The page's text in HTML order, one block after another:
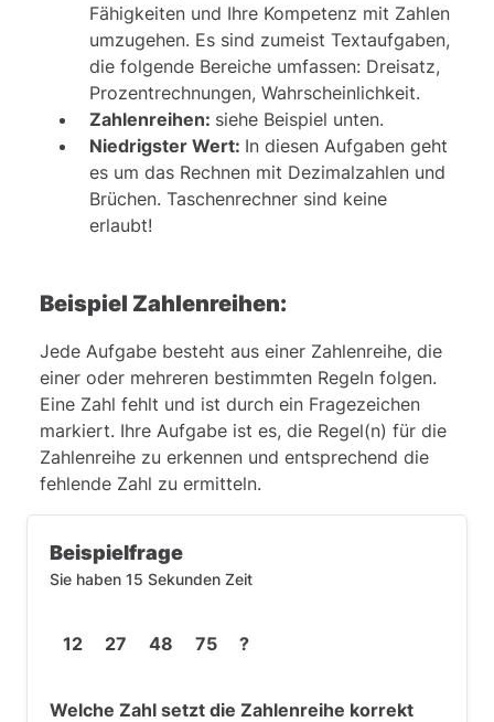
Fähigkeiten und Ihre Kompetenz mit Zahlen
umzugehen. Es sind zumeist Textaufgaben,
die folgende Bereiche umfassen: Dreisatz,
Prozentrechnungen, Wahrscheinlichkeit.
Zahlenreihen: siehe Beispiel unten.
Niedrigster Wert: In diesen Aufgaben geht
es um das Rechnen mit Dezimalzahlen und
Brüchen. Taschenrechner sind keine
erlaubt!
Beispiel Zahlenreihen:
Jede Aufgabe besteht aus einer Zahlenreihe, die
einer oder mehreren bestimmten Regeln folgen.
Eine Zahl fehlt und ist durch ein Fragezeichen
markiert. Ihre Aufgabe ist es, die Regel(n) für die
Zahlenreihe zu erkennen und entsprechend die
fehlende Zahl zu ermitteln.
Beispielfrage
Sie haben 15 Sekunden Zeit
12 27 48 75 ?
Welche Zahl setzt die Zahlenreihe korrekt